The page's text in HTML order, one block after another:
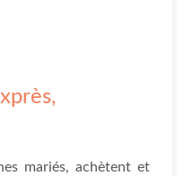
mariés, achètent et